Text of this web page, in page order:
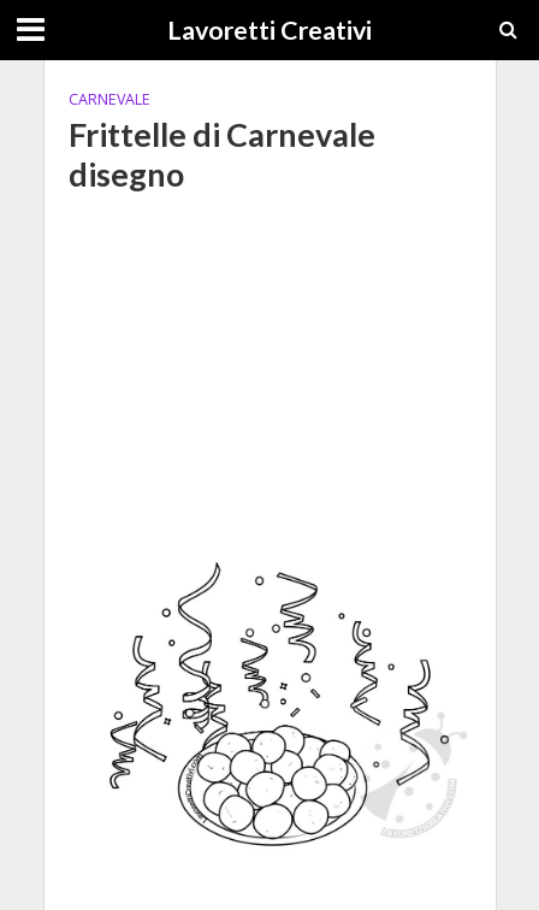
Lavoretti Creativi
CARNEVALE
Frittelle di Carnevale
disegno